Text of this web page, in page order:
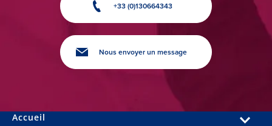
+33 (0)130664343
Nous envoyer un message
Accueil